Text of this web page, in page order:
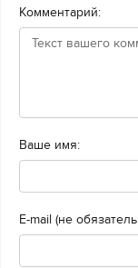
Комментарий:
Ваше имя:
E-mail (не